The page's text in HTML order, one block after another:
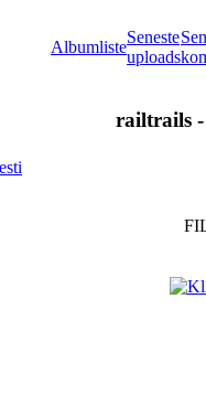
Albumliste
Seneste
uploads
railtrails